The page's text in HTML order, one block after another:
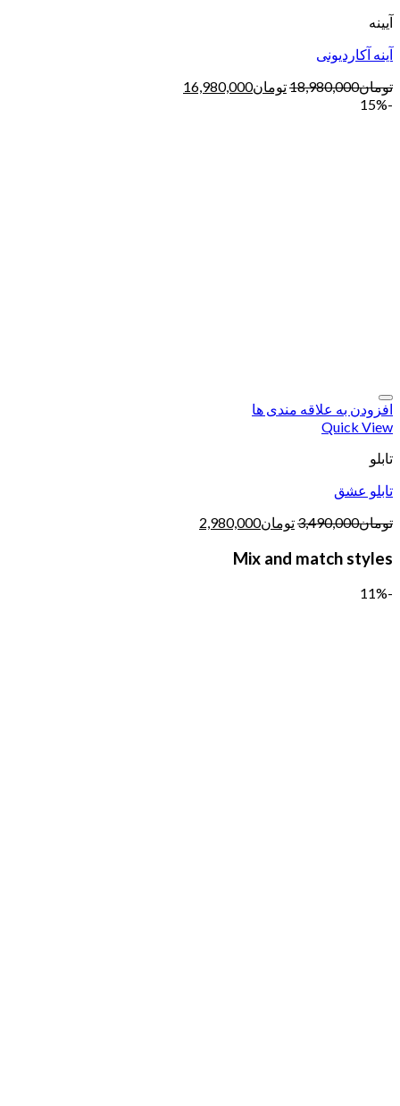
آیینه
آینه آکاردیونی
تومان18,980,000تومان16,980,000
-15%
افزودن به علاقه مندی ها
Quick View
تابلو
تابلو عشق
تومان3,490,000تومان2,980,000
Mix and match styles
-11%